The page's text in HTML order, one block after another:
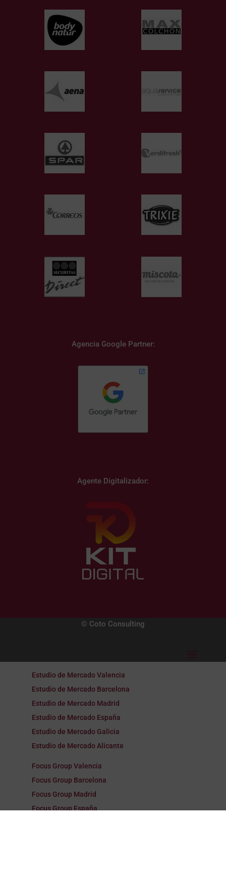
Agencia Google Partner:
Agente Digitalizador:
© Coto Consulting
Estudio de Mercado Valencia
Estudio de Mercado Barcelona
Estudio de Mercado Madrid
Estudio de Mercado España
Estudio de Mercado Galicia
Estudio de Mercado Alicante
Focus Group Valencia
Focus Group Barcelona
Focus Group Madrid
Focus Group España